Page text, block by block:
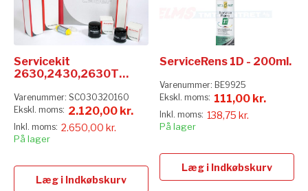
2.650,00 kr.
2.120,00 kr.
Servicekit
2630,2430,2630T
Varenummer: SC030320160
På lager
Læg i Indkøbskurv
138,75 kr.
111,00 kr.
ServiceRens 1D - 200ml.
Varenummer: BE9925
På lager
Læg i Indkøbskurv